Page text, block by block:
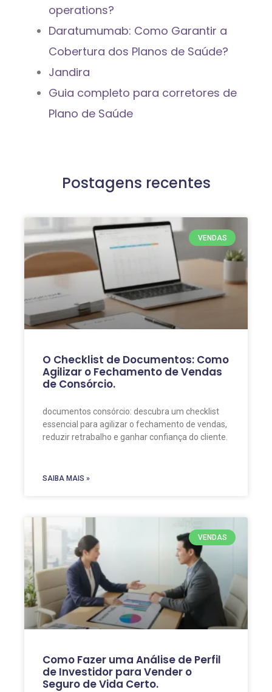
operations?
Daratumumab: Como Garantir a
Cobertura dos Planos de Saúde?
Jandira
Guia completo para corretores de
Plano de Saúde
Postagens recentes
VENDAS
O Checklist de Documentos: Como
Agilizar o Fechamento de Vendas
de Consórcio.
documentos consórcio: descubra um checklist
essencial para agilizar o fechamento de vendas,
reduzir retrabalho e ganhar confiança do cliente.
SAIBA MAIS »
VENDAS
Como Fazer uma Análise de Perfil
de Investidor para Vender o
Seguro de Vida Certo.